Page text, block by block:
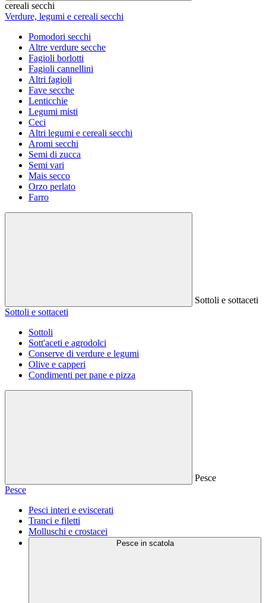
cereali secchi
Verdure, legumi e cereali secchi
Pomodori secchi
Altre verdure secche
Fagioli borlotti
Fagioli cannellini
Altri fagioli
Fave secche
Lenticchie
Legumi misti
Ceci
Altri legumi e cereali secchi
Aromi secchi
Semi di zucca
Semi vari
Mais secco
Orzo perlato
Farro
Sottoli e sottaceti
Sottoli e sottaceti
Sottoli
Sott'aceti e agrodolci
Conserve di verdure e legumi
Olive e capperi
Condimenti per pane e pizza
Pesce
Pesce
Pesci interi e eviscerati
Tranci e filetti
Molluschi e crostacei
Pesce in scatola